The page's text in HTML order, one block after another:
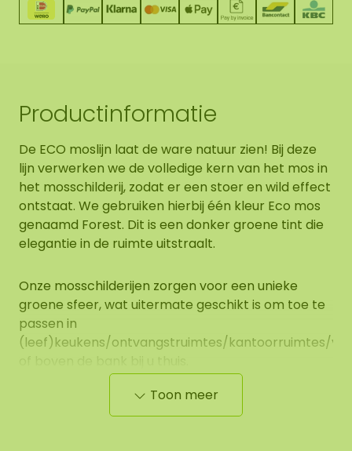
Productinformatie
De ECO moslijn laat de ware natuur zien! Bij deze
lijn verwerken we de volledige kern van het mos in
het mosschilderij, zodat er een stoer en wild effect
ontstaat. We gebruiken hierbij één kleur Eco mos
genaamd Forest. Dit is een donker groene tint die
elegantie in de ruimte uitstraalt.
Onze mosschilderijen zorgen voor een unieke
groene sfeer, wat uitermate geschikt is om toe te
passen in
(leef)keukens/ontvangstruimtes/kantoorruimtes/
Toon meer